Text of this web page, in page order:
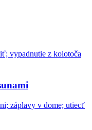
vypadnutie z kolotoča
záplavy v dome; utiecť